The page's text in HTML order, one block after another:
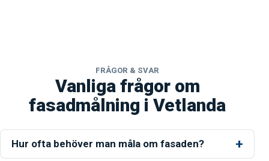
FRÅGOR & SVAR
Vanliga frågor om
fasadmålning i Vetlanda
Hur ofta behöver man måla om fasaden?